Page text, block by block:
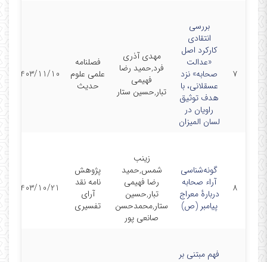
۷
بررسی
انتقادی
کارکرد اصل
«عدالت
صحابه» نزد
عسقلانی، با
هدف توثیق
راویان در
لسان المیزان
مهدی آذری
فرد,حمید رضا
فهیمی
تبار,حسین ستار
فصلنامه
علمی علوم
حدیث
1403/11/10
۸
گونه‌شناسی
آراء صحابه
دربارۀ معراج
پیامبر (ص)
زینب
شمس,حمید
رضا فهیمی
تبار,حسین
ستار,محمدحسن
صانعی پور
پژوهش
نامه نقد
آرای
تفسیری
1403/10/21
فهم مبتنی بر